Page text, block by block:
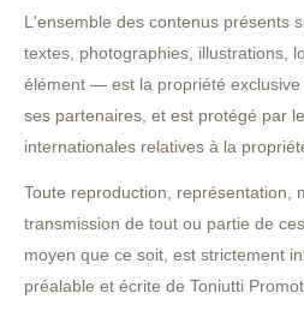
L'ensemble des contenus présents
textes, photographies, illustrations,
élément — est la propriété exclusive
ses partenaires, et est protégé par
internationales relatives à la
Toute reproduction, représentation,
transmission de tout ou partie de
moyen que ce soit, est strictement
préalable et écrite de Toniutti